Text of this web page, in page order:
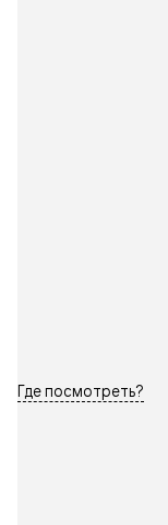
Где посмотреть?